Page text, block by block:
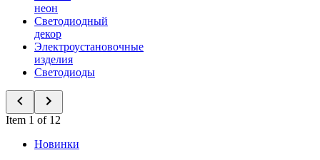
неон
Светодиодный
декор
Электроустановочные
изделия
Светодиоды
Item 1 of 12
Новинки